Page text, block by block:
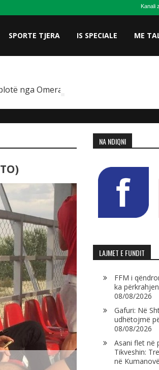
Kanali
SPORTE TJERA IS SPECIALE ME
nga Omeragiç
NA NDIQNI
LAJMET E FUNDIT
FFM i
ka
08/08/2026
Gafuri: Në
udhëtojmë
08/08/2026
Asani flet në
Tikveshin:
në